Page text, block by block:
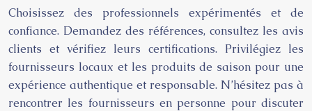
Choisissez des professionnels expérimentés et de
confiance. Demandez des références, consultez les avis
clients et vérifiez leurs certifications. Privilégiez les
fournisseurs locaux et les produits de saison pour une
expérience authentique et responsable. N’hésitez pas à
rencontrer les fournisseurs en personne pour discuter